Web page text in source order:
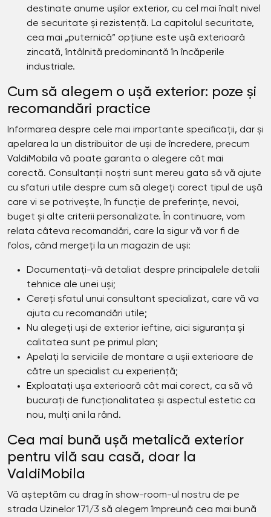
destinate anume ușilor exterior, cu cel mai înalt nivel
de securitate și rezistență. La capitolul securitate,
cea mai „puternică” opțiune este ușă exterioară
zincată, întâlnită predominantă în încăperile
industriale.
Cum să alegem o ușă exterior: poze și
recomandări practice
Informarea despre cele mai importante specificații, dar și
apelarea la un distribuitor de uși de încredere, precum
ValdiMobila vă poate garanta o alegere cât mai
corectă. Consultanții noștri sunt mereu gata să vă ajute
cu sfaturi utile despre cum să alegeți corect tipul de ușă
care vi se potrivește, în funcție de preferințe, nevoi,
buget și alte criterii personalizate. În continuare, vom
relata câteva recomandări, care la sigur vă vor fi de
folos, când mergeți la un magazin de uși:
Documentați-vă detaliat despre principalele detalii
tehnice ale unei uși;
Cereți sfatul unui consultant specializat, care vă va
ajuta cu recomandări utile;
Nu alegeți uși de exterior ieftine, aici siguranța și
calitatea sunt pe primul plan;
Apelați la serviciile de montare a ușii exterioare de
către un specialist cu experiență;
Exploatați ușa exterioară cât mai corect, ca să vă
bucurați de funcționalitatea și aspectul estetic ca
nou, mulți ani la rând.
Cea mai bună ușă metalică exterior
pentru vilă sau casă, doar la
ValdiMobila
Vă așteptăm cu drag în show-room-ul nostru de pe
strada Uzinelor 171/3 să alegem împreună cea mai bună